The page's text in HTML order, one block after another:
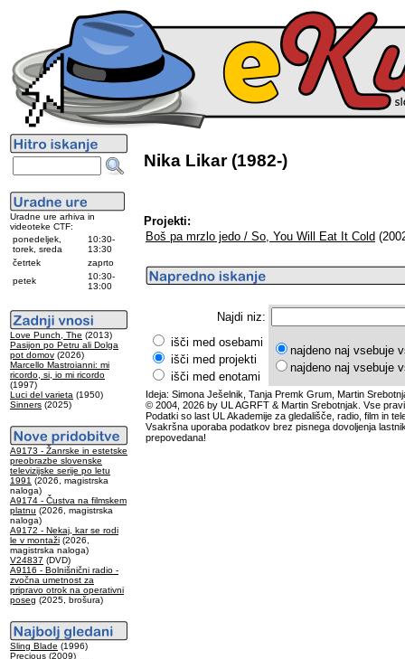
Uradne ure arhiva in
videoteke CTF:
ponedeljek,
torek, sreda
10:30-
13:30
četrtek
zaprto
petek
10:30-
13:00
Love Punch, The (2013)
Pasijon po Petru ali Dolga
pot domov (2026)
Marcello Mastroianni: mi
ricordo, si, io mi ricordo
(1997)
Luci del varieta (1950)
Sinners (2025)
A9173 - Žanrske in estetske
preobrazbe slovenske
televizijske serije po letu
1991 (2026, magistrska
naloga)
A9174 - Čustva na filmskem
platnu (2026, magistrska
naloga)
A9172 - Nekaj, kar se rodi
le v montaži (2026,
magistrska naloga)
V24837 (DVD)
A9116 - Bolnišnični radio -
zvočna umetnost za
pripravo otrok na operativni
poseg (2025, brošura)
Sling Blade (1996)
Precious (2009)
Nika Likar (1982-)
Projekti:
Boš pa mrzlo jedo / So, You Will Eat It Cold
Najdi niz:
išči med osebami
išči med projekti
išči med enotami
najdeno naj vsebuje
najdeno naj vsebuje
Ideja: Simona Ješelnik, Tanja Premk Grum, Martin
© 2004, 2026 by UL AGRFT & Martin Srebotnjak. Vse
Podatki so last UL Akademije za gledališče, radio, film in
Vsakršna uporaba podatkov brez pisnega dovoljenja
prepovedana!